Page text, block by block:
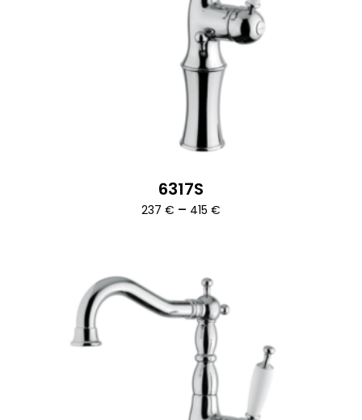
6317S
237 € – 415 €Ártartomány: